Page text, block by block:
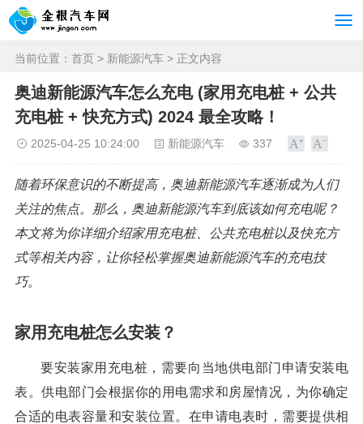
当前位置： 首页 > 新能源汽车 > 正文内容
奥迪新能源汽车怎么充电 (家用充电桩 + 公共
充电桩 + 快充方式) 2024 最全攻略！
2025-04-25 10:24:00 新能源汽车 337
随着环保意识的不断提高，奥迪新能源汽车逐渐成为人们
关注的焦点。那么，奥迪新能源汽车到底该如何充电呢？
本文将为你详细介绍家用充电桩、公共充电桩以及快充方
式等相关内容，让你轻松掌握奥迪新能源汽车的充电技
巧。
家用充电桩怎么安装？
要安装家用充电桩，需要向当地供电部门申请安装电
表。供电部门会根据你的用电需求和房屋情况，为你确定
合适的电表容量和安装位置。在申请电表时，需要提供相